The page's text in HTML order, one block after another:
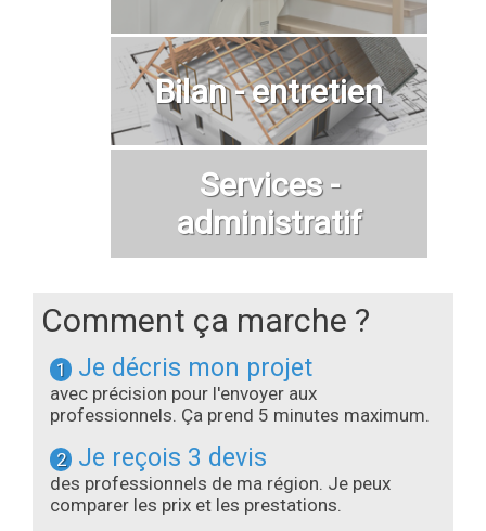
Bilan - entretien
Services -
administratif
Comment ça marche ?
1 Je décris mon projet
avec précision pour l'envoyer aux
professionnels. Ça prend 5 minutes maximum.
2 Je reçois 3 devis
des professionnels de ma région. Je peux
comparer les prix et les prestations.